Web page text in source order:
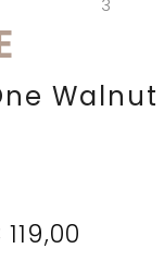
Walnut
119,00